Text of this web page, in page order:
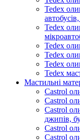
Tedex
Tedex
Tedex
Tedex
Tedex
Tedex
Мастильні
Castrol
Castrol
Castrol
джипів,
Castrol
Castrol